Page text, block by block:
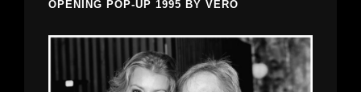
OPENING POP-UP 1995 BY VERO